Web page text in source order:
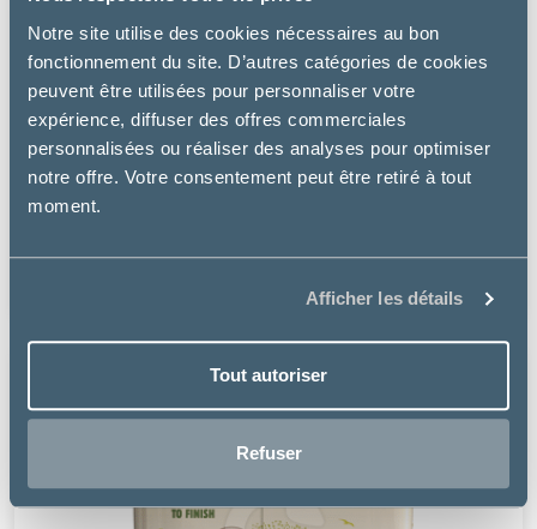
Notre site utilise des cookies nécessaires au bon
fonctionnement du site. D’autres catégories de cookies
peuvent être utilisées pour personnaliser votre
expérience, diffuser des offres commerciales
personnalisées ou réaliser des analyses pour optimiser
notre offre. Votre consentement peut être retiré à tout
moment.
Afficher les détails
Tout autoriser
Refuser
à partir de